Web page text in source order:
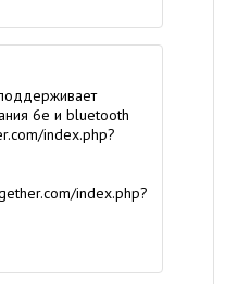
6e и bluetooth
index.php?
index.php?